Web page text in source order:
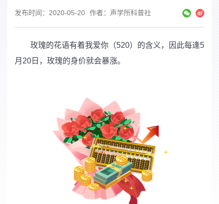
发布时间：2020-05-20 作者：声学所科普社
玫瑰的花语有着我爱你（520）的含义，因此每逢5
月 20 日，玫瑰的身价就会暴涨。